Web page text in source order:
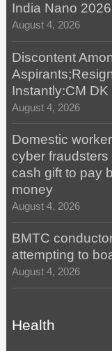
India Nano 2026
August 4, 2026
Discontent
Instantly:CM
August 4, 2026
Domestic
cyber
cash gift to pay
money
August 4, 2026
BMTC
attempting to
August 4, 2026
Health